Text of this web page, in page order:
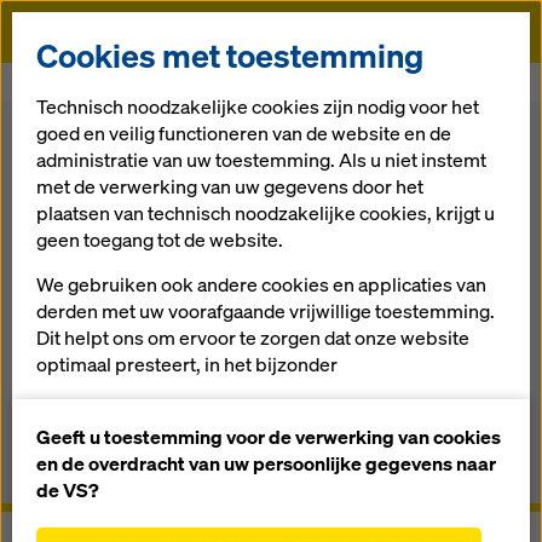
Doka
Terug naar het overzicht
Klimbekisting K
De klimbekisting met kraan, bestaande uit
vouwklimsteiger K en bekistingspaneel
Gebruikershandleidingen, documenten en video´s
Cookies met toestemming
Technisch noodzakelijke cookies zijn nodig voor het
goed en veilig functioneren van de website en de
administratie van uw toestemming. Als u niet instemt
met de verwerking van uw gegevens door het
plaatsen van technisch noodzakelijke cookies, krijgt u
geen toegang tot de website.
We gebruiken ook andere cookies en applicaties van
derden met uw voorafgaande vrijwillige toestemming.
Dit helpt ons om ervoor te zorgen dat onze website
optimaal presteert, in het bijzonder
van onze website (functionele en statistische
cookies),
het vergemakkelijken van een soepel
Geeft u toestemming voor de verwerking van cookies
en de overdracht van uw persoonlijke gegevens naar
de VS?